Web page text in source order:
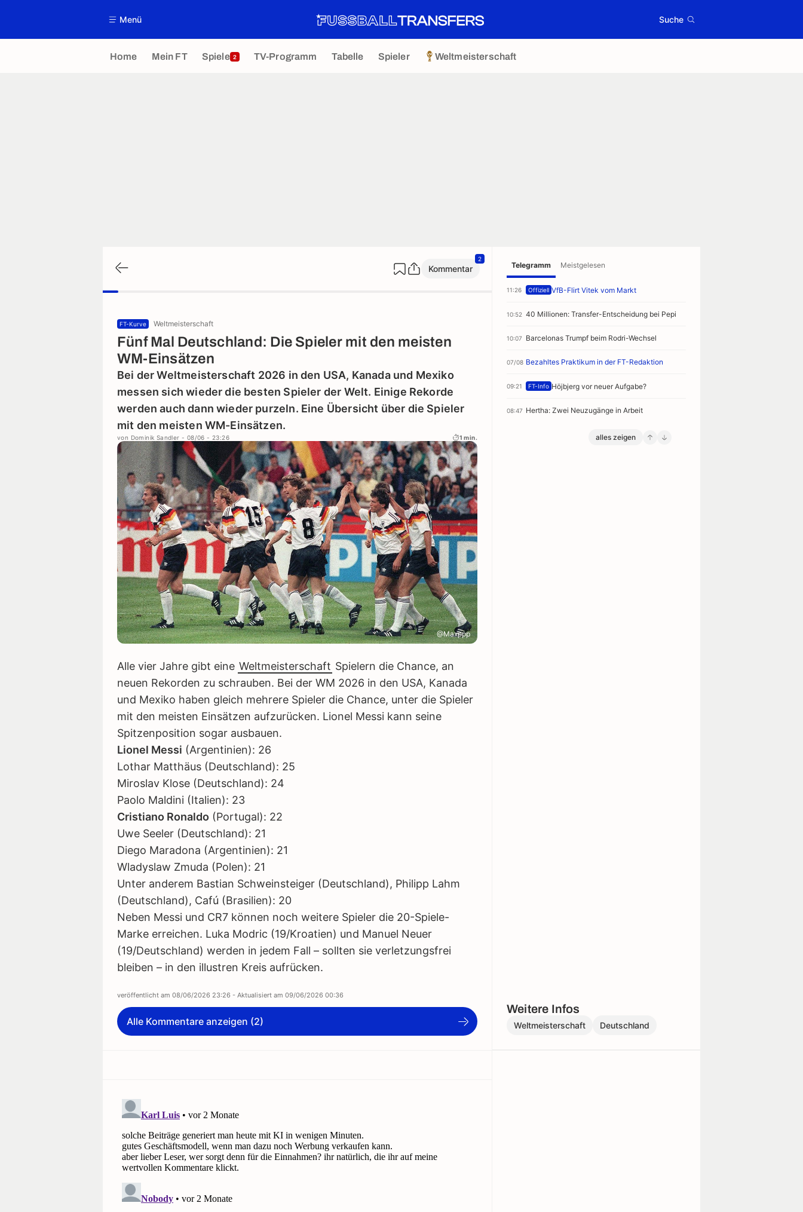
Menü Suche
Home Mein FT Spiele 2 TV-Programm Tabelle Spieler Weltmeisterschaft
Kommentar
2
FT-Kurve Weltmeisterschaft
Fünf Mal Deutschland: Die Spieler mit den meisten
WM-Einsätzen
Bei der Weltmeisterschaft 2026 in den USA, Kanada und Mexiko
messen sich wieder die besten Spieler der Welt. Einige Rekorde
werden auch dann wieder purzeln. Eine Übersicht über die Spieler
mit den meisten WM-Einsätzen.
von Dominik Sandler - 08/06 - 23:26 1 min.
@Maxppp
Alle vier Jahre gibt eine Weltmeisterschaft Spielern die Chance, an
neuen Rekorden zu schrauben. Bei der WM 2026 in den USA, Kanada
und Mexiko haben gleich mehrere Spieler die Chance, unter die Spieler
mit den meisten Einsätzen aufzurücken. Lionel Messi kann seine
Spitzenposition sogar ausbauen.
Lionel Messi (Argentinien): 26
Lothar Matthäus (Deutschland): 25
Miroslav Klose (Deutschland): 24
Paolo Maldini (Italien): 23
Cristiano Ronaldo (Portugal): 22
Uwe Seeler (Deutschland): 21
Diego Maradona (Argentinien): 21
Wladyslaw Zmuda (Polen): 21
Unter anderem Bastian Schweinsteiger (Deutschland), Philipp Lahm
(Deutschland), Cafú (Brasilien): 20
Neben Messi und CR7 können noch weitere Spieler die 20-Spiele-
Marke erreichen. Luka Modric (19/Kroatien) und Manuel Neuer
(19/Deutschland) werden in jedem Fall – sollten sie verletzungsfrei
bleiben – in den illustren Kreis aufrücken.
veröffentlicht am 08/06/2026 23:26 - Aktualisiert am 09/06/2026 00:36
Alle Kommentare anzeigen (2)
Telegramm Meistgelesen
11:26 Offiziell VfB-Flirt Vitek vom Markt
10:52 40 Millionen: Transfer-Entscheidung bei Pepi
10:07 Barcelonas Trumpf beim Rodri-Wechsel
07/08 Bezahltes Praktikum in der FT-Redaktion
09:21 FT-Info Höjbjerg vor neuer Aufgabe?
08:47 Hertha: Zwei Neuzugänge in Arbeit
alles zeigen
Weitere Infos
Weltmeisterschaft Deutschland